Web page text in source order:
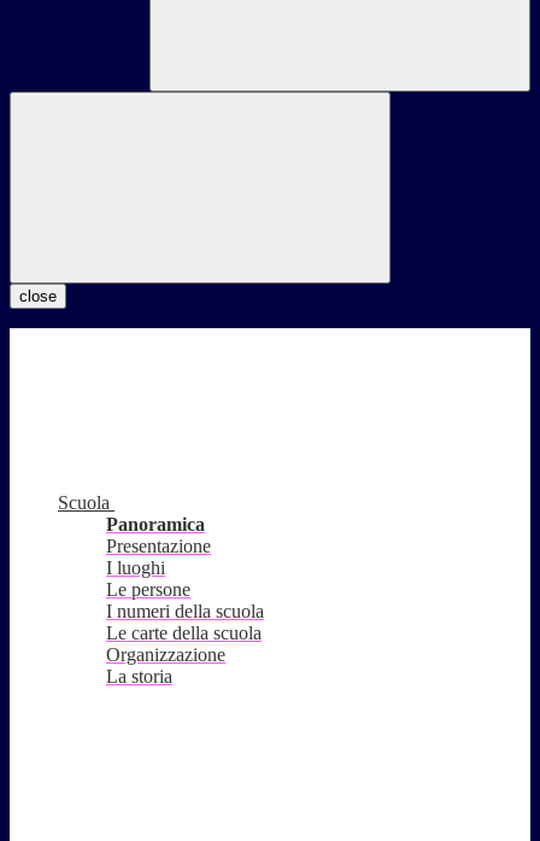
close
Scuola
Panoramica
Presentazione
I luoghi
Le persone
I numeri della scuola
Le carte della scuola
Organizzazione
La storia